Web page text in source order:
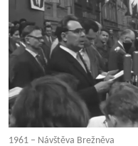
1961 – Návštěva Brežněva